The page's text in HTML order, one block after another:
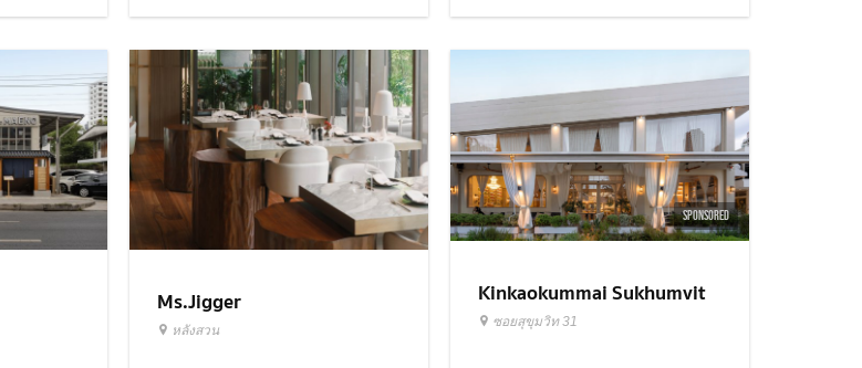
Ms.Jigger
หลังสวน
SPONSORED
Kinkaokummai Sukhumvit
31ซอยสุขุมวิท 31